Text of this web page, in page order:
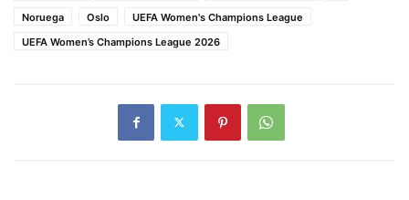
Noruega
Oslo
UEFA Women's Champions League
UEFA Women’s Champions League 2026